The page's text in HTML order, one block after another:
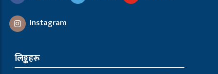
Instagram
लिङ्कहरू